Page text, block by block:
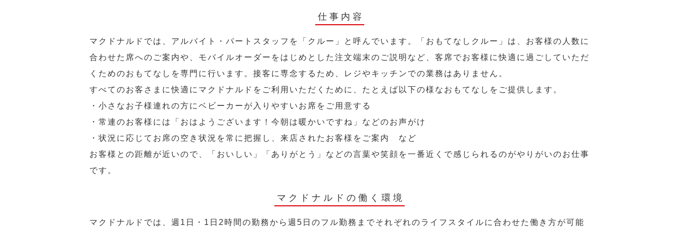
仕事内容
マクドナルドでは、アルバイト・パートスタッフを「クルー」と呼んでいます。「おもてなしクルー」は、お客様の人数に
合わせた席へのご案内や、モバイルオーダーをはじめとした注文端末のご説明など、客席でお客様に快適に過ごしていただ
くためのおもてなしを専門に行います。接客に専念するため、レジやキッチンでの業務はありません。
すべてのお客さまに快適にマクドナルドをご利用いただくために、たとえば以下の様なおもてなしをご提供します。
・小さなお子様連れの方にベビーカーが入りやすいお席をご用意する
・常連のお客様には「おはようございます！今朝は暖かいですね」などのお声がけ
・状況に応じてお席の空き状況を常に把握し、来店されたお客様をご案内 など
お客様との距離が近いので、「おいしい」「ありがとう」などの言葉や笑顔を一番近くで感じられるのがやりがいのお仕事
です。
マクドナルドの働く環境
マクドナルドでは、週1日・1日2時間の勤務から週5日のフル勤務までそれぞれのライフスタイルに合わせた働き方が可能